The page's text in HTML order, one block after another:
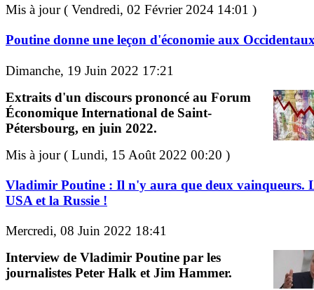
Mis à jour ( Vendredi, 02 Février 2024 14:01 )
Poutine donne une leçon d'économie aux
Dimanche, 19 Juin 2022 17:21
Extraits d'un discours prononcé au Forum
Économique International de Saint-
Pétersbourg, en juin 2022.
Mis à jour ( Lundi, 15 Août 2022 00:20 )
Vladimir Poutine : Il n'y aura que deux vainqueurs.
USA et la Russie !
Mercredi, 08 Juin 2022 18:41
Interview de Vladimir Poutine par les
journalistes Peter Halk et Jim Hammer.